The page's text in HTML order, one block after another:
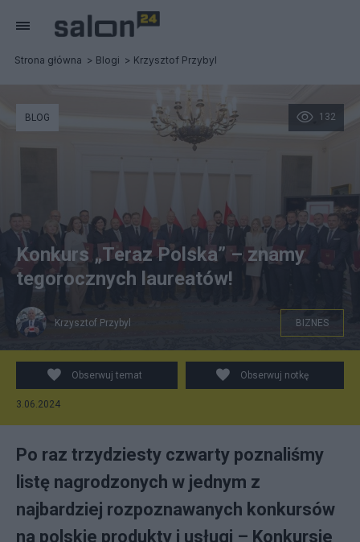
Strona główna Blogi Krzysztof Przybyl
Fot. Teraz Polska
132
BLOG
Konkurs „Teraz Polska” – znamy
tegorocznych laureatów!
Krzysztof Przybyl BIZNES
Obserwuj temat Obserwuj notkę
3.06.2024
Po raz trzydziesty czwarty poznaliśmy
listę nagrodzonych w jednym z
najbardziej rozpoznawanych konkursów
na polskie produkty i usługi – Konkursie